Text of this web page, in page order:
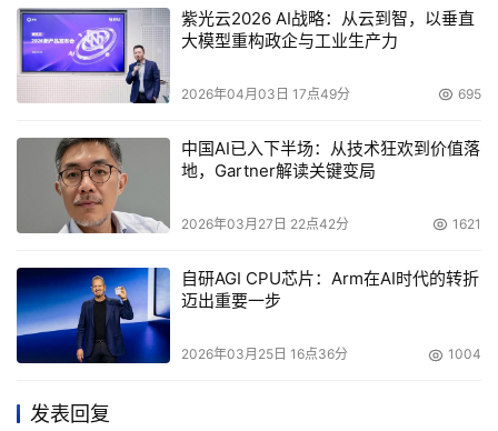
紫光云2026 AI战略：从云到智，以垂直
大模型重构政企与工业生产力
2026年04月03日 17点49分 695
中国AI已入下半场：从技术狂欢到价值落
地，Gartner解读关键变局
2026年03月27日 22点42分 1621
自研AGI CPU芯片：Arm在AI时代的转折
迈出重要一步
2026年03月25日 16点36分 1004
发表回复